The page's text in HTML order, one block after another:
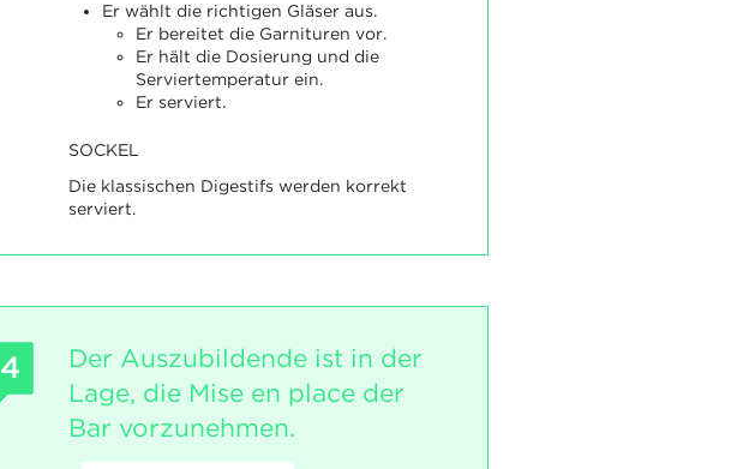
Er wählt die richtigen Gläser aus.
Er bereitet die Garnituren vor.
Er hält die Dosierung und die
Serviertemperatur ein.
Er serviert.
SOCKEL
Die klassischen Digestifs werden korrekt
serviert.
4
Der Auszubildende ist in der
Lage, die Mise en place der
Bar vorzunehmen.